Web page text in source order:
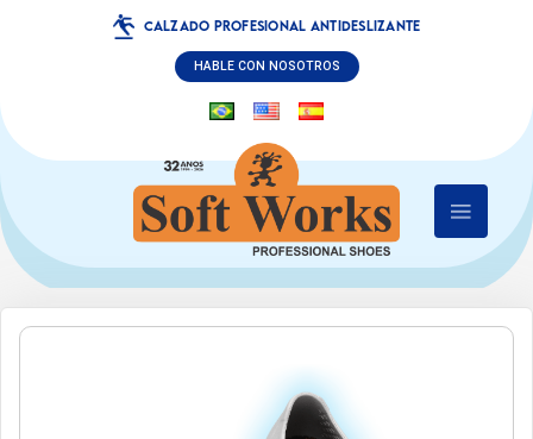
CALZADO PROFESIONAL ANTIDESLIZANTE
HABLE CON NOSOTROS